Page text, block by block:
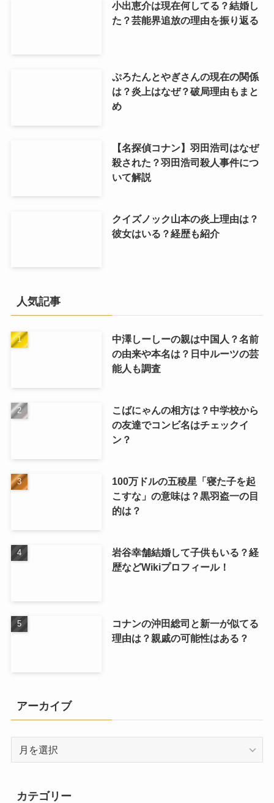
小出恵介は現在何してる？結婚し
た？芸能界追放の理由を振り返る
ぷろたんとやぎさんの現在の関係
は？炎上はなぜ？破局理由もまと
め
【名探偵コナン】羽田浩司はなぜ
殺された？羽田浩司殺人事件につ
いて解説
クイズノック山本の炎上理由は？
彼女はいる？経歴も紹介
人気記事
中澤しーしーの親は中国人？名前
の由来や本名は？日中ルーツの芸
能人も調査
こばにゃんの相方は？中学校から
の友達でコンビ名はチェックイ
ン？
100万ドルの五稜星「寝た子を起
こすな」の意味は？黒羽盗一の目
的は？
岩谷幸舗結婚して子供もいる？経
歴などWikiプロフィール！
コナンの沖田総司と新一が似てる
理由は？親戚の可能性はある？
アーカイブ
カテゴリー